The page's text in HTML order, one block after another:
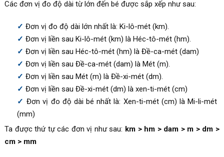
Các đơn vị đo độ dài từ lớn đến bé được sắp xếp như sau:
Đơn vị đo độ dài lớn nhất là: Ki-lô-mét (km).
Đơn vị liền sau Ki-lô-mét (km) là Héc-tô-mét (hm).
Đơn vị liền sau Héc-tô-mét (hm) là Đề-ca-mét (dam)
Đơn vị liền sau Đề-ca-mét (dam) là Mét (m).
Đơn vị liền sau Mét (m) là Đề-xi-mét (dm).
Đơn vị liền sau Đề-xi-mét (dm) là xen-ti-mét (cm)
Đơn vị đo độ dài bé nhất là: Xen-ti-mét (cm) là Mi-li-mét
(mm)
Ta được thứ tự các đơn vị như sau: km > hm > dam > m > dm >
cm > mm